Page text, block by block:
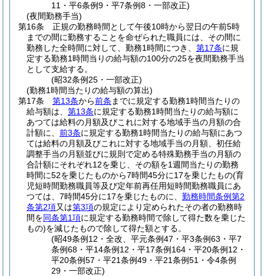
11・平6条例9・平7条例8・一部改正)
(夜間勤務手当)
第16条
正規の勤務時間として午後10時から翌日の午前5時
までの間に勤務することを命ぜられた職員には、その間に
勤務した全時間に対して、勤務1時間につき、 第17条に規
定する勤務1時間当りの給与額の100分の25を夜間勤務手当
として支給する。
(昭32条例25・一部改正)
(勤務1時間当たりの給与額の算出)
第17条
第13条から前条 までに規定する勤務1時間当たりの
給与額は、 第13条に規定する勤務1時間当たりの給与額に
あつては給料の月額及びこれに対する地域手当の月額の合
計額に、 前3条に規定する勤務1時間当たりの給与額にあつ
ては給料の月額及びこれに対する地域手当の月額、初任給
調整手当の月額並びに規則で定める特殊勤務手当の月額の
合計額にそれぞれ12を乗じ、その額を1週間当たりの勤務
時間に52を乗じたものから7時間45分に17を乗じたもの(育
児短時間勤務職員等及び定年前再任用短時間勤務職員にあ
つては、7時間45分に17を乗じたものに、 勤務時間条例第2
条第2項又は第3項の規定により定められたその者の勤務時
間を同条第1項に規定する勤務時間で除して得た数を乗じた
もの)を減じたもので除して得た額とする。
(昭49条例12・全改、平元条例47・平3条例63・平7
条例68・平14条例12・平17条例164・平20条例12・
平20条例57・平21条例49・平21条例51・令4条例
29・一部改正)